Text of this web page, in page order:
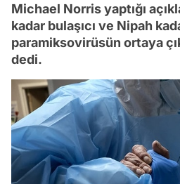
Michael Norris yaptığı
kadar bulaşıcı ve Nipah
paramiksovirüsün ortaya
dedi.